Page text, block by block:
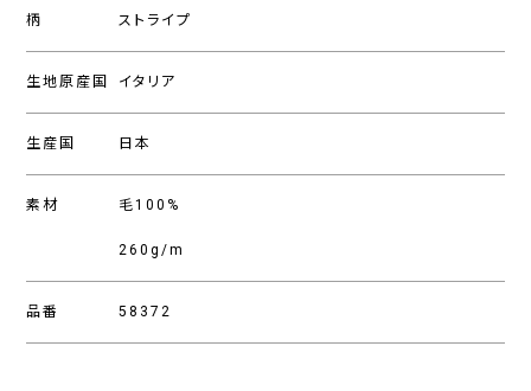
柄 ストライプ
生地原産国 イタリア
生産国 日本
素材 毛100%
260g/m
品番 58372